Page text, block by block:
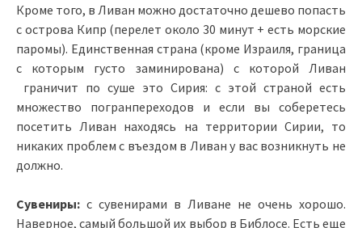
Кроме того, в Ливан можно достаточно дешево попасть
с острова Кипр (перелет около 30 минут + есть морские
паромы). Единственная страна (кроме Израиля, граница
с которым густо заминирована) с которой Ливан
граничит по суше это Сирия: с этой страной есть
множество погранпереходов и если вы соберетесь
посетить Ливан находясь на территории Сирии, то
никаких проблем с въездом в Ливан у вас возникнуть не
должно.
Сувениры: с сувенирами в Ливане не очень хорошо.
Наверное, самый большой их выбор в Библосе. Есть еще